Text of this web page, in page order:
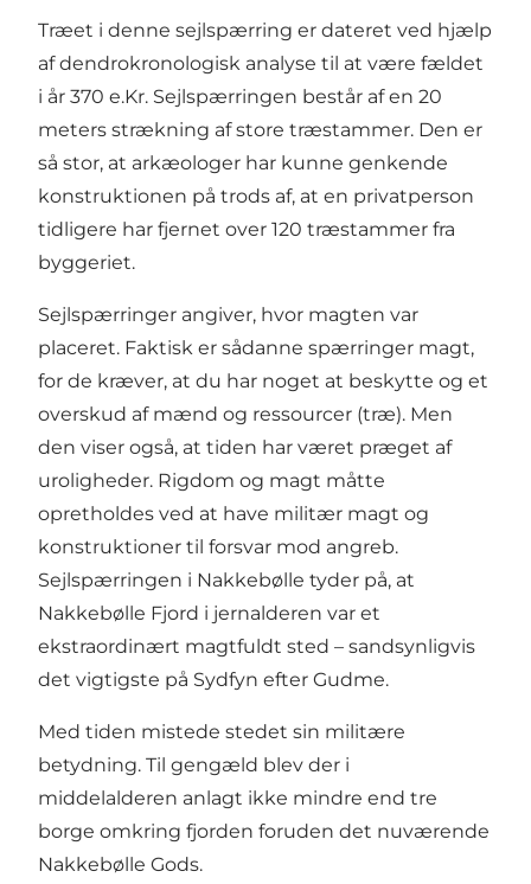
Træet i denne sejlspærring er dateret ved hjælp
af dendrokronologisk analyse til at være fældet
i år 370 e.Kr. Sejlspærringen består af en 20
meters strækning af store træstammer. Den er
så stor, at arkæologer har kunne genkende
konstruktionen på trods af, at en privatperson
tidligere har fjernet over 120 træstammer fra
byggeriet.
Sejlspærringer angiver, hvor magten var
placeret. Faktisk er sådanne spærringer magt,
for de kræver, at du har noget at beskytte og et
overskud af mænd og ressourcer (træ). Men
den viser også, at tiden har været præget af
uroligheder. Rigdom og magt måtte
opretholdes ved at have militær magt og
konstruktioner til forsvar mod angreb.
Sejlspærringen i Nakkebølle tyder på, at
Nakkebølle Fjord i jernalderen var et
ekstraordinært magtfuldt sted – sandsynligvis
det vigtigste på Sydfyn efter Gudme.
Med tiden mistede stedet sin militære
betydning. Til gengæld blev der i
middelalderen anlagt ikke mindre end tre
borge omkring fjorden foruden det nuværende
Nakkebølle Gods.